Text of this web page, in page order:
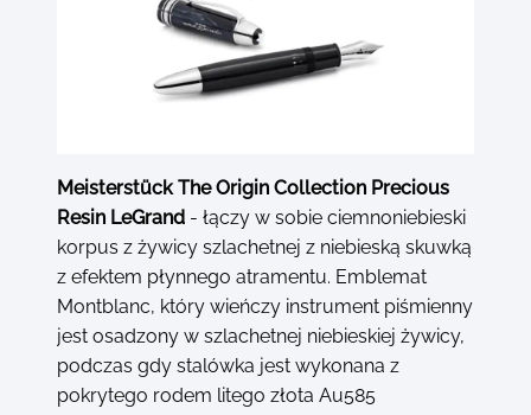
Meisterstück The Origin Collection Precious
Resin LeGrand - łączy w sobie ciemnoniebieski
korpus z żywicy szlachetnej z niebieską skuwką
z efektem płynnego atramentu. Emblemat
Montblanc, który wieńczy instrument piśmienny
jest osadzony w szlachetnej niebieskiej żywicy,
podczas gdy stalówka jest wykonana z
pokrytego rodem litego złota Au585